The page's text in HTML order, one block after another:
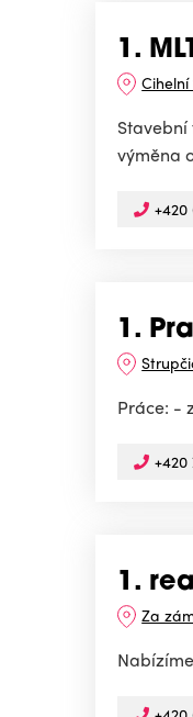
1.
Cihelní
výměna
+420
1.
Práce: -
+420
1.
Za